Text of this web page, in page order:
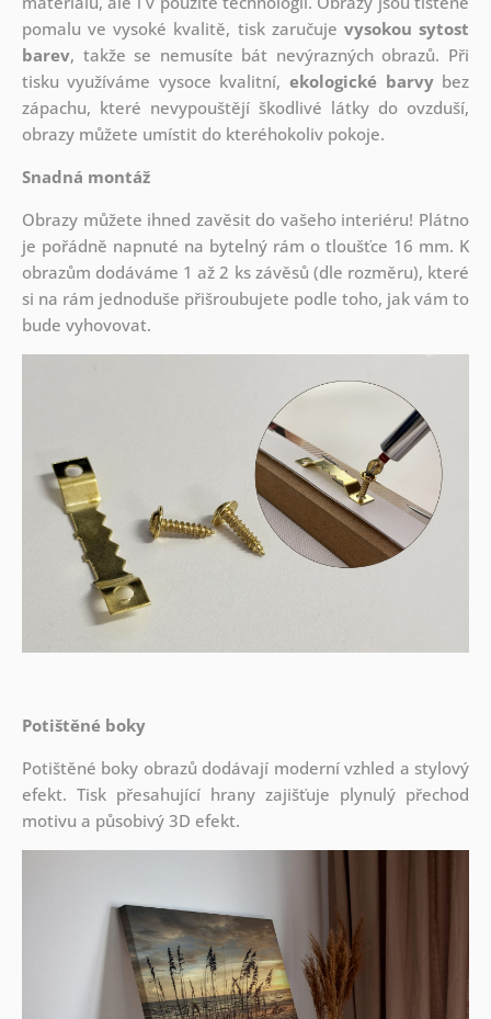
pomalu ve vysoké kvalitě, tisk zaručuje vysokou sytost
barev, takže se nemusíte bát nevýrazných obrazů. Při
tisku využíváme vysoce kvalitní,ekologické barvybez
zápachu, které nevypouštějí škodlivé látky do ovzduší,
obrazy můžete umístit do kteréhokoliv pokoje.
Snadná montáž
Obrazy můžete ihned zavěsit do vašeho interiéru! Plátno
je pořádně napnuté na bytelný rám o tloušťce 16 mm. K
obrazům dodáváme 1 až 2 ks závěsů (dle rozměru), které
si na rám jednoduše přišroubujete podle toho, jak vám to
bude vyhovovat.
Potištěné boky
Potištěné boky obrazů dodávají moderní vzhled a stylový
efekt. Tisk přesahující hrany zajišťuje plynulý přechod
motivu a působivý 3D efekt.